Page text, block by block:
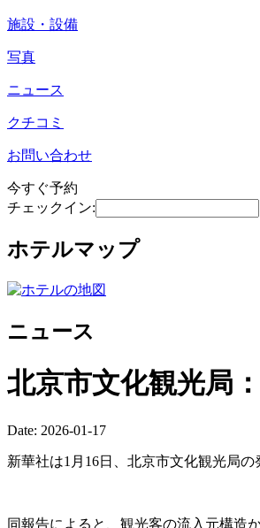
施設・設備
写真
ニュース
クチコミ
お問い合わせ
今すぐ予約
チェックイン:
ホテルマップ
ニュース
北京市文化観光局
Date: 2026-01-17
新華社は1月16日、北京市文化観光局の
同報告によると、観光客の流入元構造